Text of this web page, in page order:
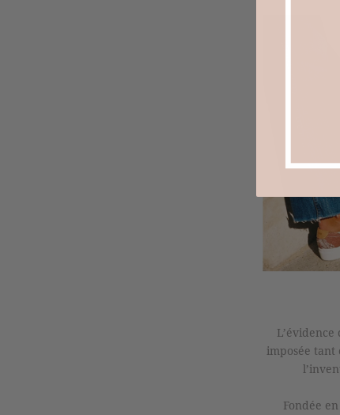
imposée tant
Fondée